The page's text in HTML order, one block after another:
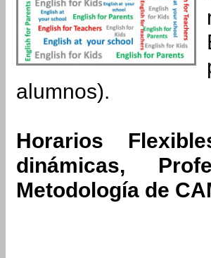
alumnos).
Horarios
dinámicas,
Metodología de